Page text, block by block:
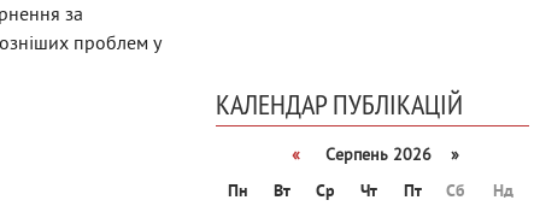
за
проблем у
КАЛЕНДАР ПУБЛІКАЦІЙ
«
Серпень 2026 »
Пн
Вт Ср Чт Пт Сб
Нд